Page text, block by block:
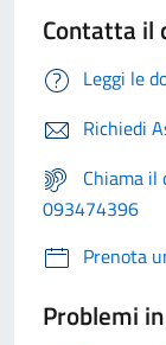
Contatta il
Leggi le
Richiedi
Chiama
093474396
Prenota
Problemi